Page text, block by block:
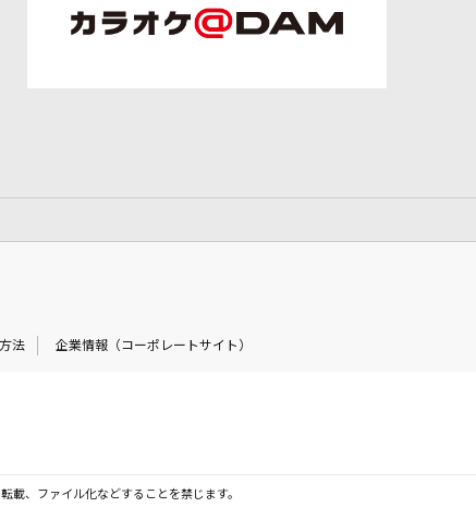
法 企業情報（コーポレートサイト）
載、ファイル化などすることを禁じます。